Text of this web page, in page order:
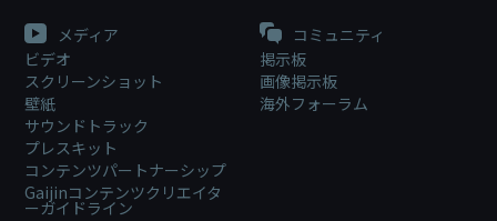
メディア
ビデオ
スクリーンショット
壁紙
サウンドトラック
プレスキット
コンテンツパートナーシップ
Gaijinコンテンツクリエイタ
ーガイドライン
コミュニティ
掲示板
画像掲示板
海外フォーラム